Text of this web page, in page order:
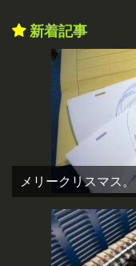
新着記事
メリークリスマス